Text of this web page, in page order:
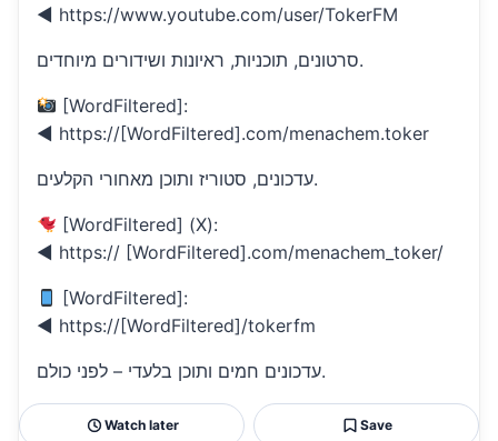
◄ https://www.youtube.com/user/TokerFM
סרטונים, תוכניות, ראיונות ושידורים מיוחדים.
[WordFiltered]:
◄ https://[WordFiltered].com/menachem.toker
עדכונים, סטוריז ותוכן מאחורי הקלעים.
[WordFiltered] (X):
◄ https:// [WordFiltered].com/menachem_toker/
[WordFiltered]:
◄ https://[WordFiltered]/tokerfm
עדכונים חמים ותוכן בלעדי – לפני כולם.
Watch later Save